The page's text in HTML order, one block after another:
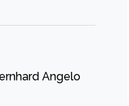
Angelo